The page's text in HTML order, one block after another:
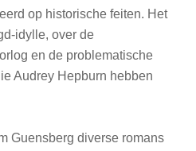
op historische feiten. Het
idylle, over de
en de problematische
Audrey Hepburn hebben
Guensberg diverse romans